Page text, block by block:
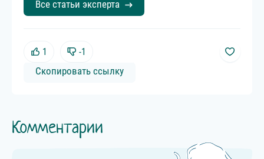
Все статьи эксперта
1 -1
Скопировать ссылку
Комментарии